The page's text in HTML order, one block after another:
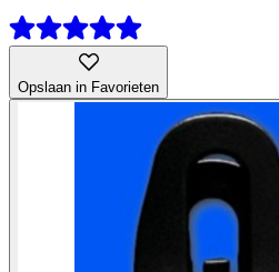
Opslaan in Favorieten